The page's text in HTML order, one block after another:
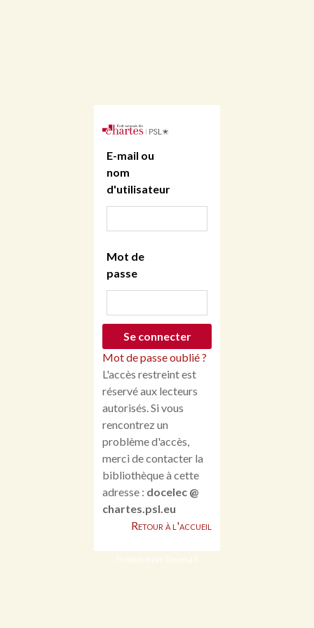
E-mail ou
nom
d'utilisateur
Mot de
passe
Mot de passe oublié ?
L'accès restreint est
réservé aux lecteurs
autorisés. Si vous
rencontrez un
problème d'accès,
merci de contacter la
bibliothèque à cette
adresse : docelec @
chartes.psl.eu
Retour à l'accueil
Propulsé par Omeka S